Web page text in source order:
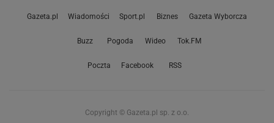
Gazeta.pl Wiadomości Sport.pl Biznes Gazeta Wyborcza
Buzz Pogoda Wideo Tok.FM
Poczta Facebook RSS
Copyright © Gazeta.pl sp. z o.o.